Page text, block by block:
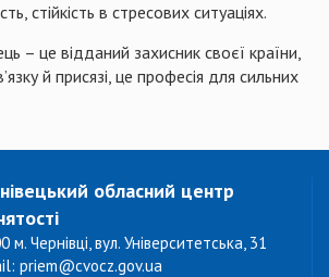
стійкість в стресових ситуаціях.
– це відданий захисник своєї країни,
й присязі, це професія для сильних
обласний центр
м. Чернівці, вул. Університетська, 31
priem@cvocz.gov.ua